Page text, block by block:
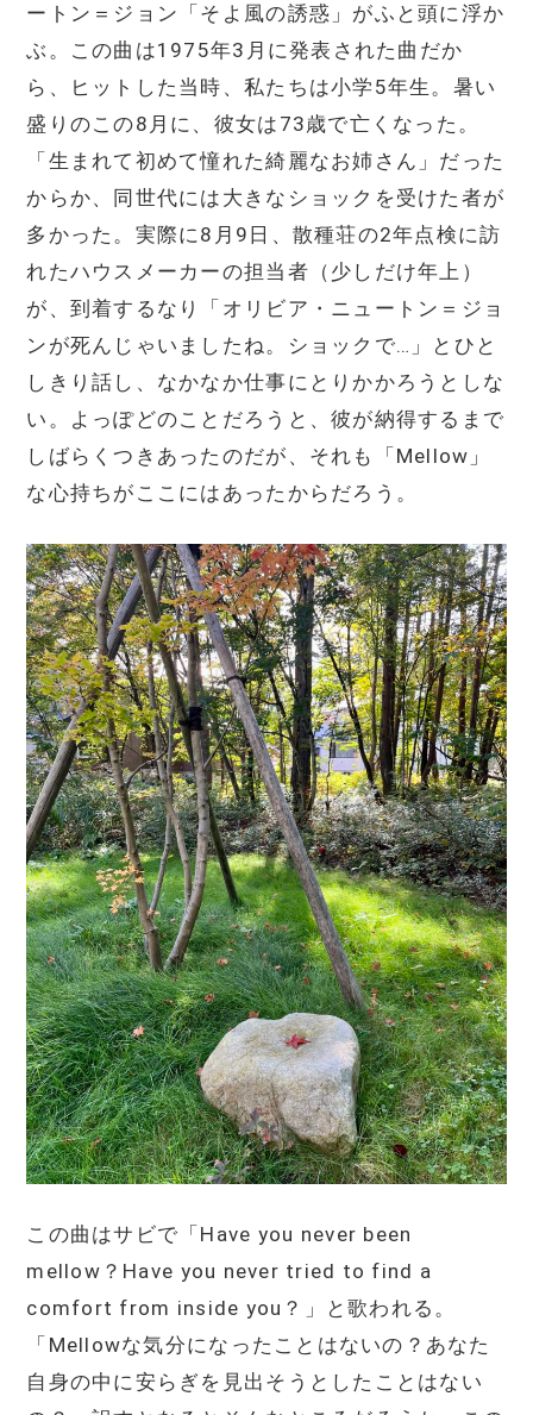
ートン＝ジョン「そよ風の誘惑」がふと頭に浮か
ぶ。この曲は1975年3月に発表された曲だか
ら、ヒットした当時、私たちは小学5年生。暑い
盛りのこの8月に、彼女は73歳で亡くなった。
「生まれて初めて憧れた綺麗なお姉さん」だった
からか、同世代には大きなショックを受けた者が
多かった。実際に8月9日、散種荘の2年点検に訪
れたハウスメーカーの担当者（少しだけ年上）
が、到着するなり「オリビア・ニュートン＝ジョ
ンが死んじゃいましたね。ショックで…」とひと
しきり話し、なかなか仕事にとりかかろうとしな
い。よっぽどのことだろうと、彼が納得するまで
しばらくつきあったのだが、それも「Mellow」
な心持ちがここにはあったからだろう。
この曲はサビで「Have you never been
mellow？Have you never tried to find a
comfort from inside you？」と歌われる。
「Mellowな気分になったことはないの？あなた
自身の中に安らぎを見出そうとしたことはない